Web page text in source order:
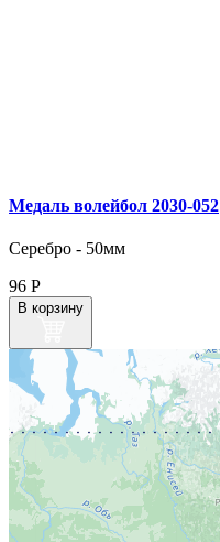
Медаль волейбол 2030‑052
Серебро - 50мм
96 Р
В корзину